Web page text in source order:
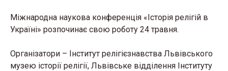
Міжнародна наукова конференція «Історія релігій в
Україні» розпочинає свою роботу 24 травня.
Організатори – Інститут релігієзнавства Львівського
музею історії релігії, Львівське відділення Інституту